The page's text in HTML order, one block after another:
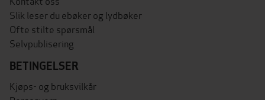
Slik leser du ebøker og lydbøker
Ofte stilte spørsmål
Selvpublisering
BETINGELSER
Kjøps- og bruksvilkår